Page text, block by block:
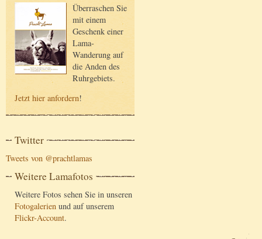
Überraschen Sie
mit einem
Geschenk einer
Lama-
Wanderung auf
die Anden des
Ruhrgebiets.
Jetzt hier anfordern!
Twitter
Tweets von @prachtlamas
Weitere Lamafotos
Weitere Fotos sehen Sie in unseren
Fotogalerien und auf unserem
Flickr-Account.